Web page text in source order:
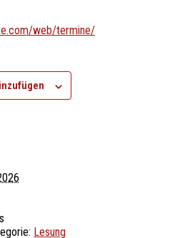
web/termine/
Lesung